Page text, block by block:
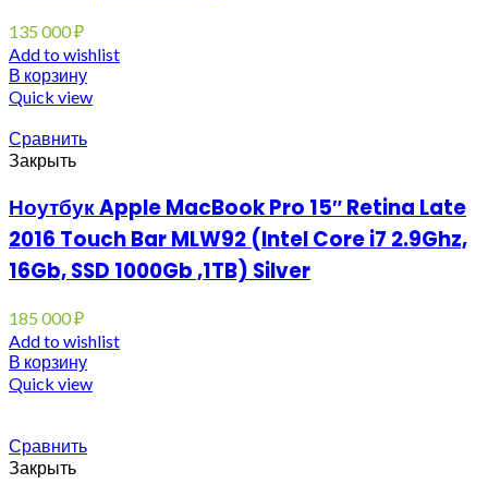
135 000₽
Add to wishlist
В корзину
Quick view
Сравнить
Закрыть
Ноутбук Apple MacBook Pro 15″ Retina Late
2016 Touch Bar MLW92 (Intel Core i7 2.9Ghz,
16Gb, SSD 1000Gb ,1TB) Silver
185 000₽
Add to wishlist
В корзину
Quick view
Сравнить
Закрыть